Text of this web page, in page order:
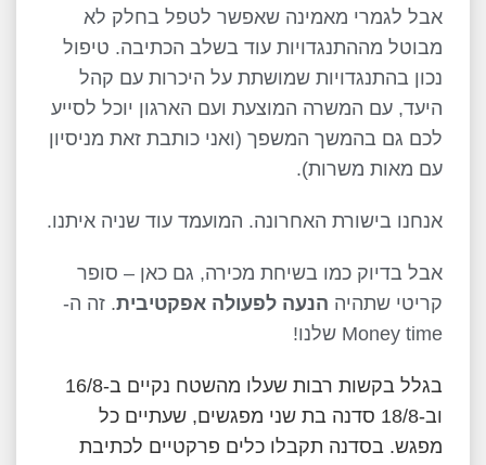
אבל לגמרי מאמינה שאפשר לטפל בחלק לא
מבוטל מההתנגדויות עוד בשלב הכתיבה. טיפול
נכון בהתנגדויות שמושתת על היכרות עם קהל
היעד, עם המשרה המוצעת ועם הארגון יוכל לסייע
לכם גם בהמשך המשפך (ואני כותבת זאת מניסיון
עם מאות משרות).
אנחנו בישורת האחרונה. המועמד עוד שניה איתנו.
אבל בדיוק כמו בשיחת מכירה, גם כאן – סופר
קריטי שתהיה הנעה לפעולה אפקטיבית. זה ה-
Money time שלנו!
בגלל בקשות רבות שעלו מהשטח נקיים ב-16/8
וב-18/8 סדנה בת שני מפגשים, שעתיים כל
מפגש. בסדנה תקבלו כלים פרקטיים לכתיבת